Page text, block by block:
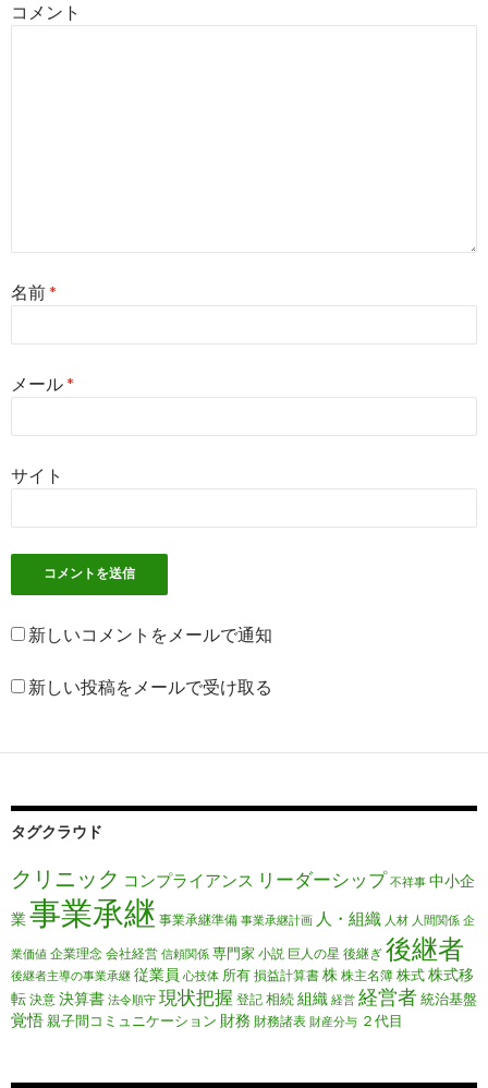
ン
コメント
名前*
メール*
サイト
新しいコメントをメールで通知
新しい投稿をメールで受け取る
タグクラウド
クリニック コンプライアンス リーダーシップ 不祥事 中小企
業事業承継 事業承継準備 事業承継計画 人・組織 人材 人間関係 企
業価値 企業理念 会社経営 信頼関係 専門家 小説 巨人の星 後継ぎ 後継者
後継者主導の事業承継 従業員 心技体 所有 損益計算書 株 株主名簿 株式株式移
転 決意 決算書 法令順守 現状把握 登記 相続組織 経営 経営者統治基盤
覚悟親子間コミュニケーション 財務 財務諸表 財産分与 ２代目